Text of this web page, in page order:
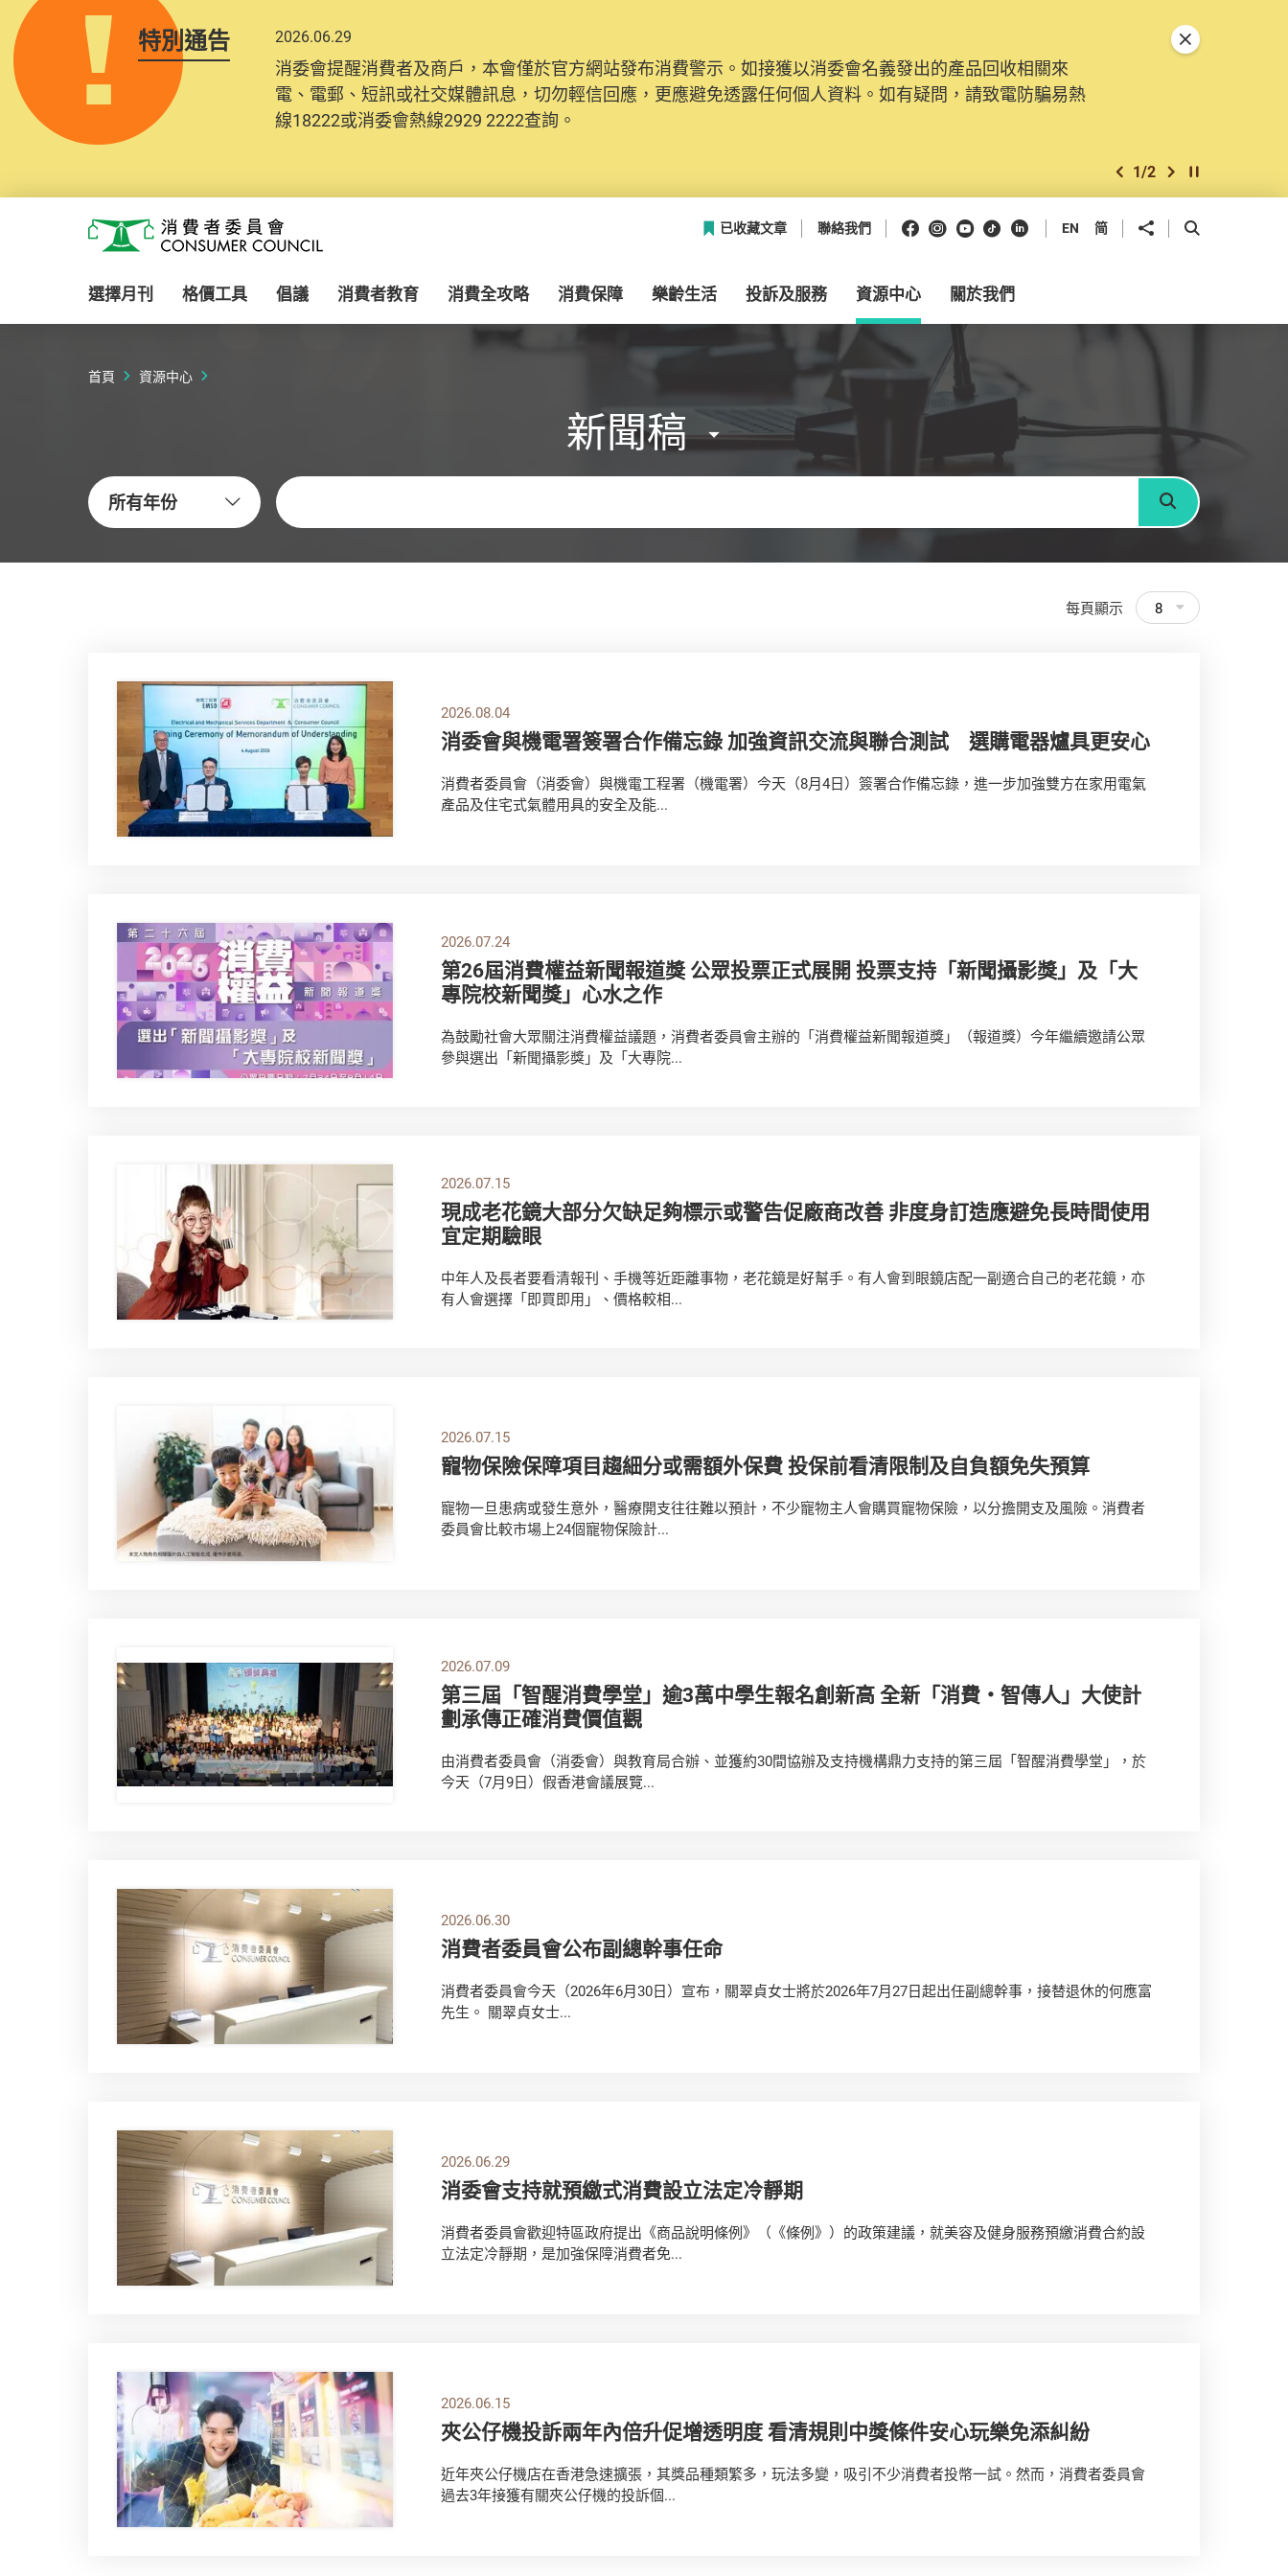
特別通告 2026.06.29
消委會提醒消費者及商戶，本會僅於官方網站發布消費警示。如接獲以消委會名義發出的產品回收相關來
電、電郵、短訊或社交媒體訊息，切勿輕信回應，更應避免透露任何個人資料。如有疑問，請致電防騙易熱
線18222或消委會熱線2929 2222查詢。
上一個
1/2 下一個開始/暫停幻燈
關閉特別通告
消費者委員會
已收藏文章 聯絡我們 Facebook
Instagram
Youtube
抖音領英 EN 简 分享到 開啟搜尋框
選擇月刊 格價工具 倡議 消費者教育 消費全攻略 消費保障 樂齡生活 投訴及服務 資源中心 關於我們
首頁 資源中心
新聞稿
所有年份
關鍵字
搜尋
每頁顯示 8
2026.08.04
消委會與機電署簽署合作備忘錄 加強資訊交流與聯合測試 選購電器爐具更安心
消費者委員會（消委會）與機電工程署（機電署）今天（8月4日）簽署合作備忘錄，進一步加強雙方在家用電氣
產品及住宅式氣體用具的安全及能...
2026.07.24
第26屆消費權益新聞報道獎 公眾投票正式展開 投票支持「新聞攝影獎」及「大
專院校新聞獎」心水之作
為鼓勵社會大眾關注消費權益議題，消費者委員會主辦的「消費權益新聞報道獎」（報道獎）今年繼續邀請公眾
參與選出「新聞攝影獎」及「大專院...
2026.07.15
現成老花鏡大部分欠缺足夠標示或警告促廠商改善 非度身訂造應避免長時間使用
宜定期驗眼
中年人及長者要看清報刊、手機等近距離事物，老花鏡是好幫手。有人會到眼鏡店配一副適合自己的老花鏡，亦
有人會選擇「即買即用」、價格較相...
2026.07.15
寵物保險保障項目趨細分或需額外保費 投保前看清限制及自負額免失預算
寵物一旦患病或發生意外，醫療開支往往難以預計，不少寵物主人會購買寵物保險，以分擔開支及風險。消費者
委員會比較市場上24個寵物保險計...
2026.07.09
第三屆「智醒消費學堂」逾3萬中學生報名創新高 全新「消費‧智傳人」大使計
劃承傳正確消費價值觀
由消費者委員會（消委會）與教育局合辦、並獲約30間協辦及支持機構鼎力支持的第三屆「智醒消費學堂」，於
今天（7月9日）假香港會議展覽...
2026.06.30
消費者委員會公布副總幹事任命
消費者委員會今天（2026年6月30日）宣布，關翠貞女士將於2026年7月27日起出任副總幹事，接替退休的何應富
先生。 關翠貞女士...
2026.06.29
消委會支持就預繳式消費設立法定冷靜期
消費者委員會歡迎特區政府提出《商品說明條例》（《條例》）的政策建議，就美容及健身服務預繳消費合約設
立法定冷靜期，是加強保障消費者免...
2026.06.15
夾公仔機投訴兩年內倍升促增透明度 看清規則中獎條件安心玩樂免添糾紛
近年夾公仔機店在香港急速擴張，其獎品種類繁多，玩法多變，吸引不少消費者投幣一試。然而，消費者委員會
過去3年接獲有關夾公仔機的投訴個...